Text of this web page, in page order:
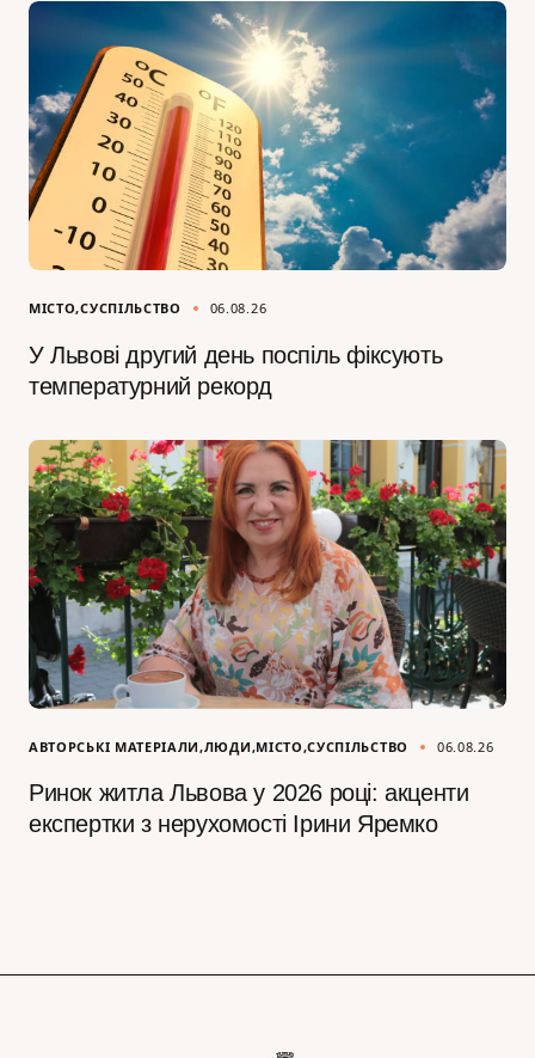
МІСТО СУСПІЛЬСТВО 06.08.26
У Львові другий день поспіль фіксують
температурний рекорд
АВТОРСЬКІ МАТЕРІАЛИ ЛЮДИ МІСТО СУСПІЛЬСТВО 06.08.26
Ринок житла Львова у 2026 році: акценти
експертки з нерухомості Ірини Яремко